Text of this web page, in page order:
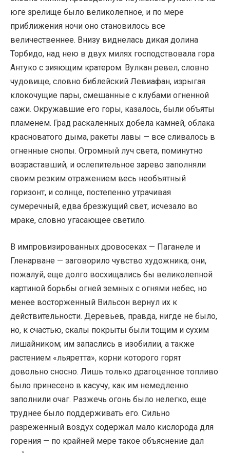
юге зрелище было великолепное, и по мере
приближения ночи оно становилось все
величественнее. Внизу виднелась дикая долина
Торбидо, над нею в двух милях господствовала гора
Антуко с зияющим кратером. Вулкан ревел, словно
чудовище, словно библейский Левиафан, изрыгая
клокочущие пары, смешанные с клубами огненной
сажи. Окружавшие его горы, казалось, были объяты
пламенем. Град раскаленных добела камней, облака
красноватого дыма, ракеты лавы — все сливалось в
огненные снопы. Огромный луч света, поминутно
возраставший, и ослепительное зарево заполняли
своим резким отражением весь необъятный
горизонт, и солнце, постепенно утрачивая
сумеречный, едва брезжущий свет, исчезало во
мраке, словно угасающее светило.
В импровизированных дровосеках — Паганеле и
Гленарване — заговорило чувство художника; они,
пожалуй, еще долго восхищались бы великолепной
картиной борьбы огней земных с огнями небес, но
менее восторженный Вильсон вернул их к
действительности. Деревьев, правда, нигде не было,
но, к счастью, скалы покрыты были тощим и сухим
лишайником; им запаслись в изобилии, а также
растением «льяретта», корни которого горят
довольно сносно. Лишь только драгоценное топливо
было принесено в касучу, как им немедленно
заполнили очаг. Разжечь огонь было нелегко, еще
труднее было поддерживать его. Сильно
разреженный воздух содержал мало кислорода для
горения — по крайней мере такое объяснение дал